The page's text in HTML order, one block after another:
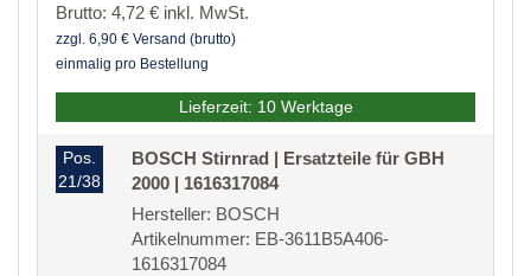
Brutto: 4,72 € inkl. MwSt.
zzgl. 6,90 € Versand (brutto)
einmalig pro Bestellung
Lieferzeit: 10 Werktage
Pos.
21/38
BOSCH Stirnrad | Ersatzteile für GBH
2000 | 1616317084
Hersteller: BOSCH
Artikelnummer: EB-3611B5A406-
1616317084